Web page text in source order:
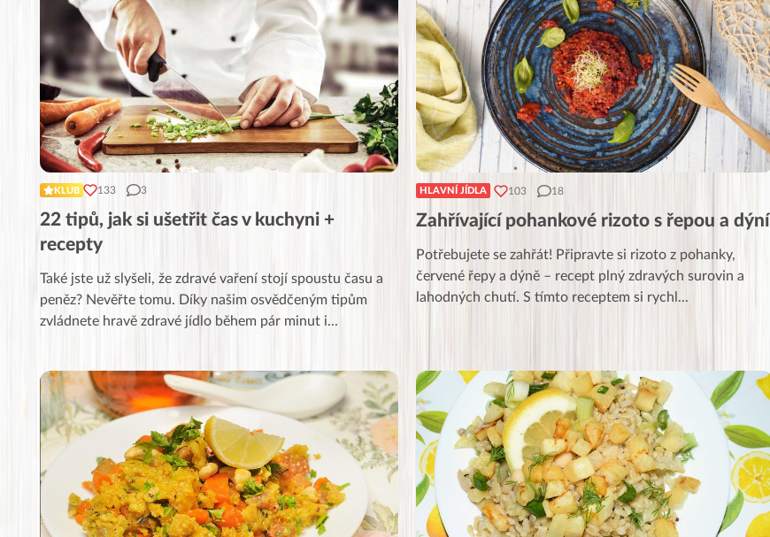
KLUB 133 3
22 tipů, jak si ušetřit čas v kuchyni +
recepty
Také jste už slyšeli, že zdravé vaření stojí spoustu času a
peněz? Nevěřte tomu. Díky našim osvědčeným tipům
zvládnete hravě zdravé jídlo během pár minut i...
HLAVNÍ JÍDLA 103 18
Zahřívající pohankové rizoto s řepou a dýní
Potřebujete se zahřát! Připravte si rizoto z pohanky,
červené řepy a dýně – recept plný zdravých surovin a
lahodných chutí. S tímto receptem si rychl ...